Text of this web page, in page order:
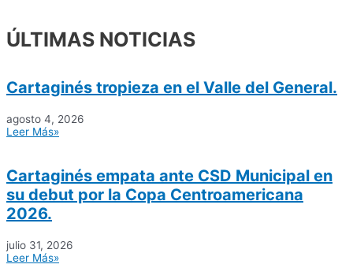
ÚLTIMAS NOTICIAS
Cartaginés tropieza en el Valle del General.
agosto 4, 2026
Leer Más»
Cartaginés empata ante CSD Municipal en
su debut por la Copa Centroamericana
2026.
julio 31, 2026
Leer Más»